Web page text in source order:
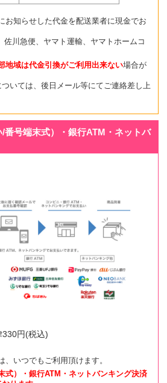
お知らせした代金を配送業者に現金でお
佐川急便、ヤマト運輸、ヤマトホームコ
地域は代金引換がご利用出来ない場合が
いては、後日メール等にてご連絡差し上
番号端末式）・銀行ATM・ネットバ
円(税込)
、いつでもご利用頂けます。
式）・銀行ATM・ネットバンキング決済